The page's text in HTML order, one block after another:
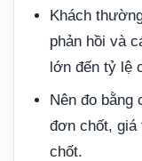
Khách
phản hồi và
lớn đến tỷ lệ
Nên đo bằng
đơn chốt, giá
chốt.